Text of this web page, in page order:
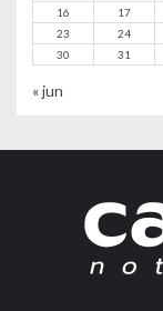
16
17
23
24
30
31
« jun